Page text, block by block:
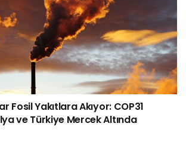
Fosil Yakıtlara Akıyor: COP31
ve Türkiye Mercek Altında